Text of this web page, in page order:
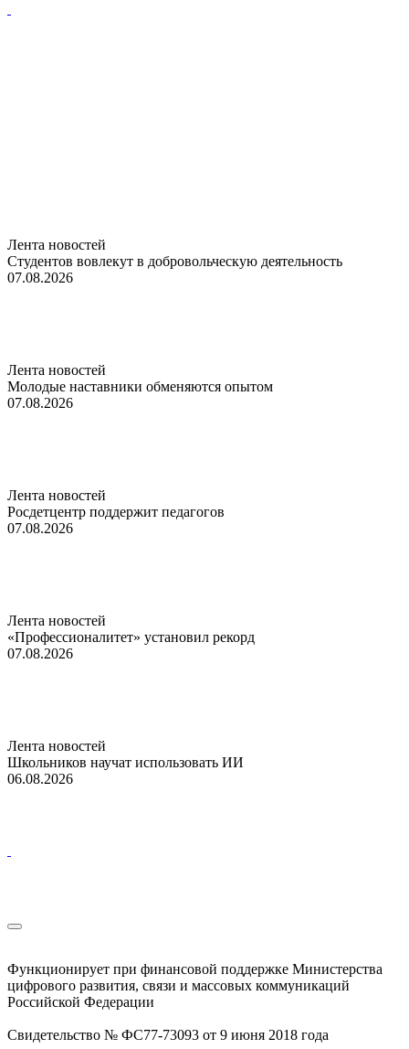
Лента новостей
Студентов вовлекут в добровольческую деятельность
07.08.2026
Лента новостей
Молодые наставники обменяются опытом
07.08.2026
Лента новостей
Росдетцентр поддержит педагогов
07.08.2026
Лента новостей
«Профессионалитет» установил рекорд
07.08.2026
Лента новостей
Школьников научат использовать ИИ
06.08.2026
Функционирует при финансовой поддержке Министерства
цифрового развития, связи и массовых коммуникаций
Российской Федерации
Свидетельство № ФС77-73093 от 9 июня 2018 года